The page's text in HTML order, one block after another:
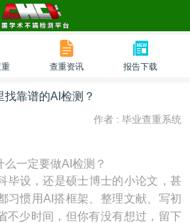
查重资讯 报告下载
靠谱的AI检测？
作者 : 毕业查重系统
一定要做AI检测？
毕设，还是硕士博士的小论文，甚
习惯用AI搭框架、整理文献、写初
不少时间，但你有没有想过，留下